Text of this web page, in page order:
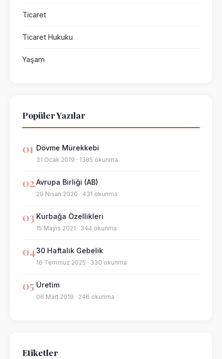
Ticaret
Ticaret Hukuku
Yaşam
Popüler Yazılar
01 Dövme Mürekkebi
31 Ocak 2019 · 1385 okunma
02Avrupa Birliği (AB)
29 Nisan 2020 · 431 okunma
03 Kurbağa Özellikleri
15 Mayıs 2021 · 344 okunma
0430 Haftalık Gebelik
16 Temmuz 2025 · 330 okunma
05 Üretim
06 Mart 2019 · 246 okunma
Etiketler